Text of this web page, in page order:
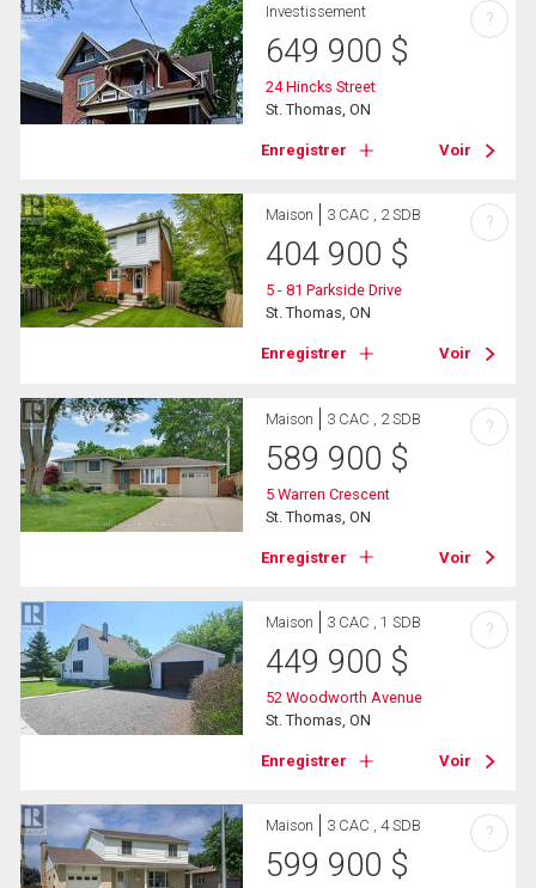
Investissement
649 900 $
24 Hincks Street
St. Thomas, ON
Enregistrer Voir
?
Maison 3 CAC , 2 SDB
404 900 $
5 - 81 Parkside Drive
St. Thomas, ON
Enregistrer Voir
?
Maison 3 CAC , 2 SDB
589 900 $
5 Warren Crescent
St. Thomas, ON
Enregistrer Voir
?
Maison 3 CAC , 1 SDB
449 900 $
52 Woodworth Avenue
St. Thomas, ON
Enregistrer Voir
?
Maison 3 CAC , 4 SDB
599 900 $
?